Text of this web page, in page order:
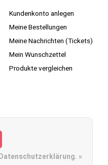
Kundenkonto anlegen
Meine Bestellungen
Meine Nachrichten (Tickets)
Mein Wunschzettel
Produkte vergleichen
»